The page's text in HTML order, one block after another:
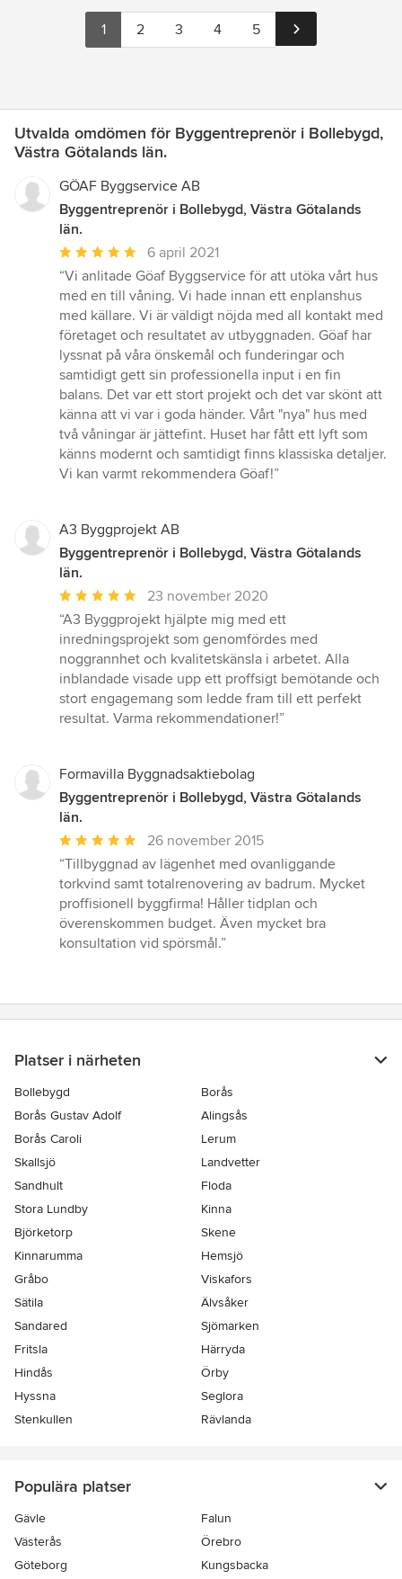
1 2 3 4 5
Utvalda omdömen för Byggentreprenör i Bollebygd,
Västra Götalands län.
GÖAF Byggservice AB
Byggentreprenör i Bollebygd, Västra Götalands
län.
Genomsnittligt
omdöme:
5
av
5
stjärnor
6 april 2021
“Vi anlitade Göaf Byggservice för att utöka vårt hus
med en till våning. Vi hade innan ett enplanshus
med källare. Vi är väldigt nöjda med all kontakt med
företaget och resultatet av utbyggnaden. Göaf har
lyssnat på våra önskemål och funderingar och
samtidigt gett sin professionella input i en fin
balans. Det var ett stort projekt och det var skönt att
känna att vi var i goda händer. Vårt "nya" hus med
två våningar är jättefint. Huset har fått ett lyft som
känns modernt och samtidigt finns klassiska detaljer.
Vi kan varmt rekommendera Göaf!”
A3 Byggprojekt AB
Byggentreprenör i Bollebygd, Västra Götalands
län.
Genomsnittligt
omdöme:
5
av
5
stjärnor
23 november 2020
“A3 Byggprojekt hjälpte mig med ett
inredningsprojekt som genomfördes med
noggrannhet och kvalitetskänsla i arbetet. Alla
inblandade visade upp ett proffsigt bemötande och
stort engagemang som ledde fram till ett perfekt
resultat. Varma rekommendationer!”
Formavilla Byggnadsaktiebolag
Byggentreprenör i Bollebygd, Västra Götalands
län.
Genomsnittligt
omdöme:
5
av
5
stjärnor
26 november 2015
“Tillbyggnad av lägenhet med ovanliggande
torkvind samt totalrenovering av badrum. Mycket
proffisionell byggfirma! Håller tidplan och
överenskommen budget. Även mycket bra
konsultation vid spörsmål.”
Platser i närheten
Bollebygd
Borås
Borås Gustav Adolf
Alingsås
Borås Caroli
Lerum
Skallsjö
Landvetter
Sandhult
Floda
Stora Lundby
Kinna
Björketorp
Skene
Kinnarumma
Hemsjö
Gråbo
Viskafors
Sätila
Älvsåker
Sandared
Sjömarken
Fritsla
Härryda
Hindås
Örby
Hyssna
Seglora
Stenkullen
Rävlanda
Populära platser
Gävle
Falun
Västerås
Örebro
Göteborg
Kungsbacka